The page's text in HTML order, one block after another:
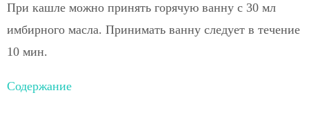
При кашле можно принять горячую ванну с 30 мл
имбирного масла. Принимать ванну следует в течение
10 мин.
Содержание